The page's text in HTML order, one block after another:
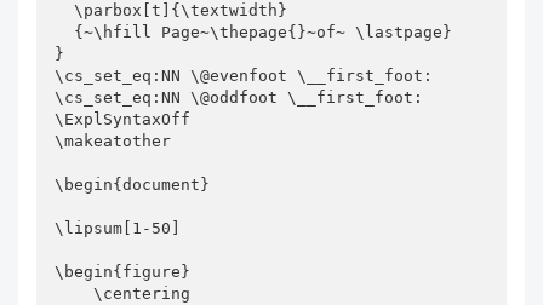
  \parbox[t]{\textwidth}
}
\cs_set_eq:NN \@evenfoot \__first_foot:
\cs_set_eq:NN \@oddfoot \__first_foot:
\ExplSyntaxOff
\makeatother
\begin{document}
\lipsum[1-50]
\begin{figure}
    \centering